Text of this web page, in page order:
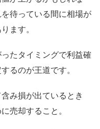
待っている間に相場が
ます。
たタイミングで利益確
るのが王道です。
み損が出ているとき
売却すること。